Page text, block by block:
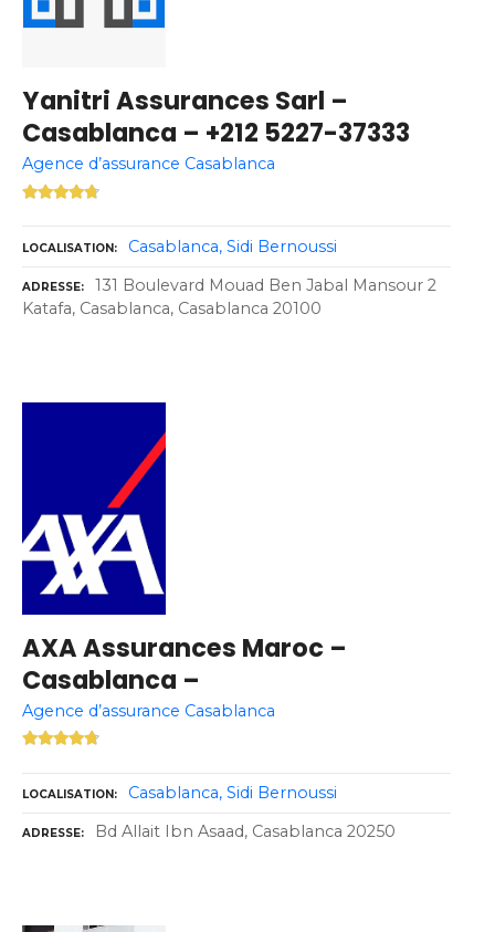
Yanitri Assurances Sarl –
Casablanca – +212 5227-37333
Agence d’assurance Casablanca
LOCALISATION Casablanca Sidi Bernoussi
ADRESSE
131 Boulevard Mouad Ben Jabal Mansour 2
Katafa, Casablanca, Casablanca 20100
AXA Assurances Maroc –
Casablanca –
Agence d’assurance Casablanca
LOCALISATION Casablanca Sidi Bernoussi
ADRESSE Bd Allait Ibn Asaad, Casablanca 20250